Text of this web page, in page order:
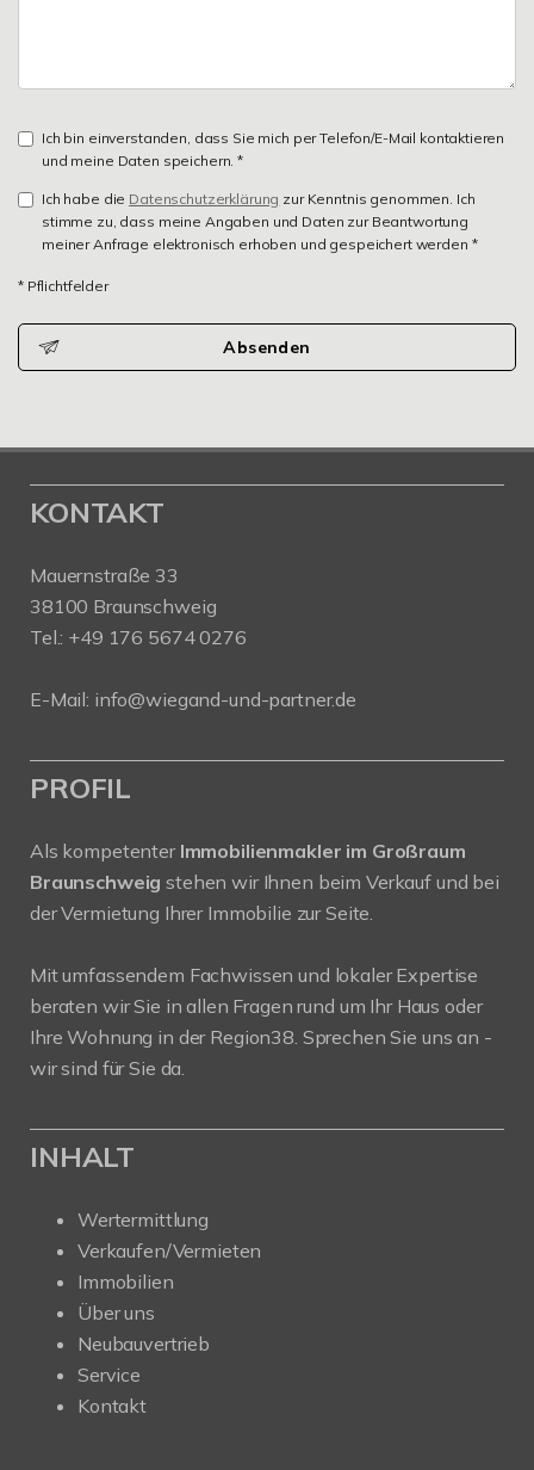
Ich bin einverstanden, dass Sie mich per Telefon/E-Mail kontaktieren
und meine Daten speichern. *
Ich habe die Datenschutzerklärung zur Kenntnis genommen. Ich
stimme zu, dass meine Angaben und Daten zur Beantwortung
meiner Anfrage elektronisch erhoben und gespeichert werden *
* Pflichtfelder
Absenden
KONTAKT
Mauernstraße 33
38100 Braunschweig
Tel.: +49 176 5674 0276
E-Mail: info@wiegand-und-partner.de
PROFIL
Als kompetenter Immobilienmakler im Großraum
Braunschweigstehen wir Ihnen beim Verkauf und bei
der Vermietung Ihrer Immobilie zur Seite.
Mit umfassendem Fachwissen und lokaler Expertise
beraten wir Sie in allen Fragen rund um Ihr Haus oder
Ihre Wohnung in der Region38. Sprechen Sie uns an -
wir sind für Sie da.
INHALT
Wertermittlung
Verkaufen/Vermieten
Immobilien
Über uns
Neubauvertrieb
Service
Kontakt